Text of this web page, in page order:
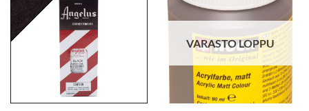
VARASTO LOPPU